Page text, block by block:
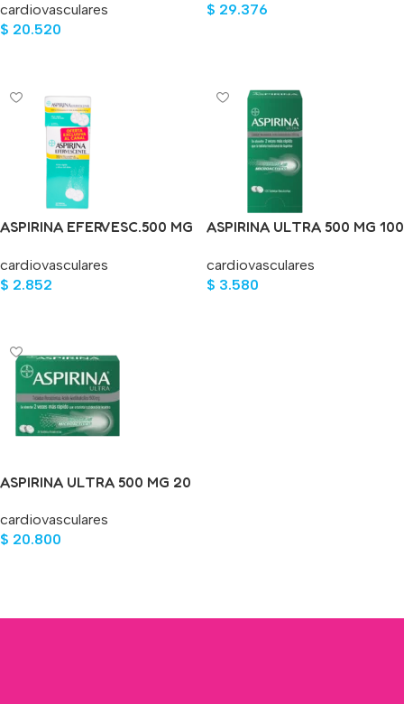
cardiovasculares
$ 20.520
$ 29.376
ASPIRINA EFERVESC.500 MG
cardiovasculares
$ 2.852
ASPIRINA ULTRA 500 MG 100
cardiovasculares
$ 3.580
ASPIRINA ULTRA 500 MG 20
cardiovasculares
$ 20.800